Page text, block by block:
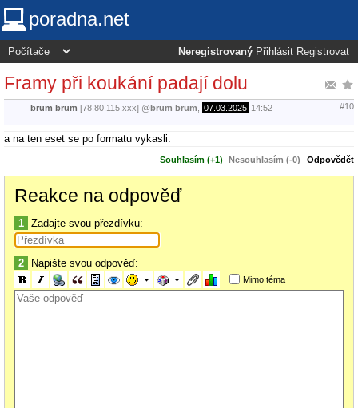
poradna.net
Neregistrovaný Přihlásit Registrovat
Framy při koukání padají dolu
brum brum [78.80.115.xxx] @brum brum 07.03.2025 14:52 #10
a na ten eset se po formatu vykasli.
Souhlasím (+1) Nesouhlasím (-0) Odpovědět
Reakce na odpověď
1 Zadajte svou přezdívku:
2 Napište svou odpověď:
Mimo téma